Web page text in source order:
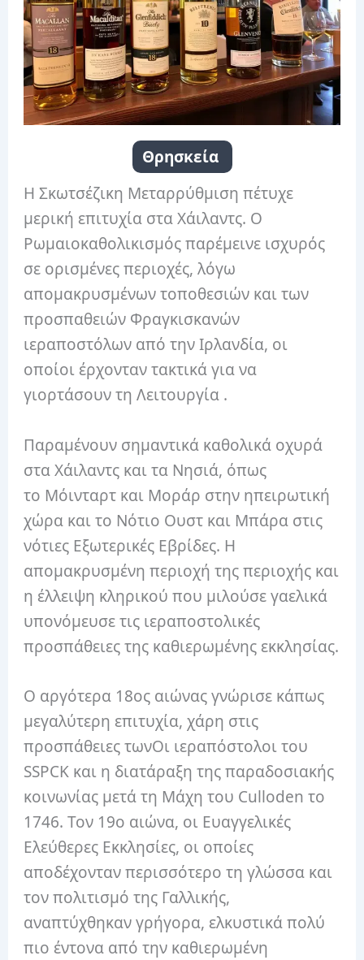
Θρησκεία
Η Σκωτσέζικη Μεταρρύθμιση πέτυχε
μερική επιτυχία στα Χάιλαντς. Ο
Ρωμαιοκαθολικισμός παρέμεινε ισχυρός
σε ορισμένες περιοχές, λόγω
απομακρυσμένων τοποθεσιών και των
προσπαθειών Φραγκισκανών
ιεραποστόλων από την Ιρλανδία, οι
οποίοι έρχονταν τακτικά για να
γιορτάσουν τη Λειτουργία .
Παραμένουν σημαντικά καθολικά οχυρά
στα Χάιλαντς και τα Νησιά, όπως
το Μόινταρτ και Μοράρ στην ηπειρωτική
χώρα και το Νότιο Ουστ και Μπάρα στις
νότιες Εξωτερικές Εβρίδες. Η
απομακρυσμένη περιοχή της περιοχής και
η έλλειψη κληρικού που μιλούσε γαελικά
υπονόμευσε τις ιεραποστολικές
προσπάθειες της καθιερωμένης εκκλησίας.
Ο αργότερα 18ος αιώνας γνώρισε κάπως
μεγαλύτερη επιτυχία, χάρη στις
προσπάθειες τωνΟι ιεραπόστολοι του
SSPCK και η διατάραξη της παραδοσιακής
κοινωνίας μετά τη Μάχη του Culloden το
1746. Τον 19ο αιώνα, οι Ευαγγελικές
Ελεύθερες Εκκλησίες, οι οποίες
αποδέχονταν περισσότερο τη γλώσσα και
τον πολιτισμό της Γαλλικής,
αναπτύχθηκαν γρήγορα, ελκυστικά πολύ
πιο έντονα από την καθιερωμένη